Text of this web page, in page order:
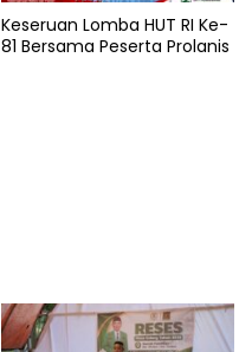
Keseruan Lomba HUT RI Ke-
81 Bersama Peserta Prolanis